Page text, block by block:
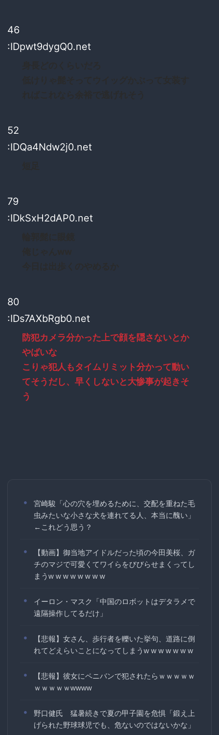
46
:IDpwt9dygQ0.net
52
:IDQa4Ndw2j0.net
79
:IDkSxH2dAP0.net
80
:IDs7AXbRgb0.net
防犯カメラ分かった上で顔を隠さないとか
やばいな
こりゃ犯人もタイムリミット分かって動い
てそうだし、早くしないと大惨事が起きそ
う
宮崎駿「心の穴を埋めるために、交配を重ねた毛
虫みたいな小さな犬を連れてる人、本当に醜い」
←これどう思う？
【動画】御当地アイドルだった頃の今田美桜、ガ
チのマジで可愛くてワイらをびびらせまくってし
まうw w w w w w w w
イーロン・マスク「中国のロボットはデタラメで
遠隔操作してるだけ」
【悲報】女さん、歩行者を轢いた挙句、道路に倒
れてどえらいことになってしまうw w w w w w w
【悲報】彼女にペニバンで犯されたらｗｗｗｗｗ
ｗｗｗｗｗwwww
野口健氏 猛暑続きで夏の甲子園を危惧「鍛え上
げられた野球球児でも、危ないのではないかな」